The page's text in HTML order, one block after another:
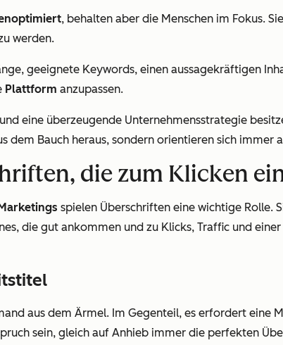
, behalten aber die Menschen im Fokus.
werden.
geeignete Keywords, einen aussagekräftigen
Plattform anzupassen.
eine überzeugende Unternehmensstrategie
dem Bauch heraus, sondern orientieren sich immer
die zum Klicken
spielen Überschriften eine wichtige Rolle.
die gut ankommen und zu Klicks, Traffic und
aus dem Ärmel. Im Gegenteil, es erfordert eine
sein, gleich auf Anhieb immer die perfekten